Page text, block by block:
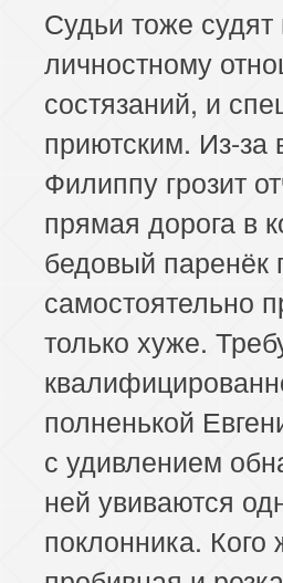
Судьи тоже судят
личностному
состязаний, и
приютским. Из-за
Филиппу грозит
прямая дорога в
бедовый паренёк
самостоятельно
только хуже.
полненькой
с удивлением
ней увиваются
поклонника. Кого